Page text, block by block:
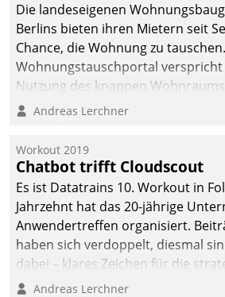
Die landeseigenen
Berlins bieten ihren Mietern seit
Chance, die Wohnung zu
Wohnungstauschportal verspricht
Nutzung des knappen
Anwendungsfall für Datatrains
Unternehmen.
Andreas Lerchner
Workout 2019
Chatbot trifft Cloudscout
Es ist Datatrains 10. Workout in
Jahrzehnt hat das 20-jährige
Anwendertreffen organisiert.
haben sich verdoppelt, diesmal
dabei – klares Zeichen für die
Fokussierung auf den Kunden.
Andreas Lerchner